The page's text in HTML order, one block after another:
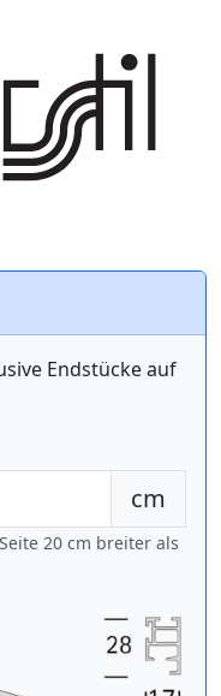
Endstücke auf
cm
20 cm breiter als